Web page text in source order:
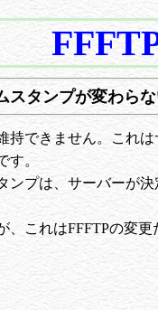
スタンプが変わら
持できません。これ
す。
ンプは、サーバーが
、これはFFFTPの変